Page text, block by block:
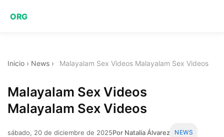
ORG
Inicio › News › Malayalam Sex Videos Malayalam Sex Videos
Malayalam Sex Videos
Malayalam Sex Videos
sábado, 20 de diciembre de 2025Por Natalia Álvarez NEWS